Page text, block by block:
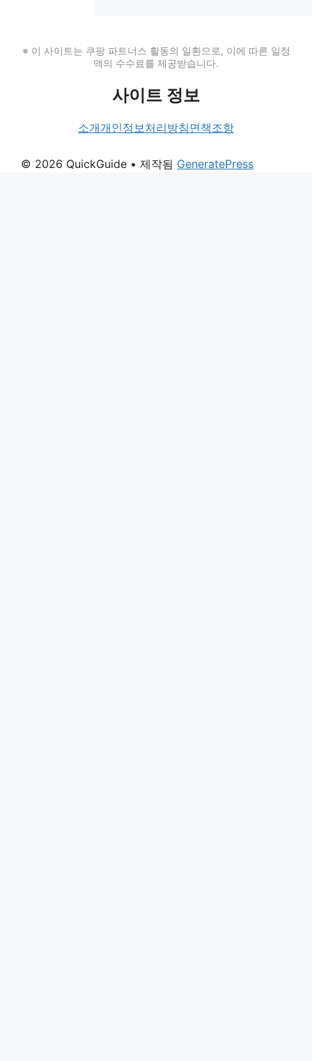
※ 이 사이트는 쿠팡 파트너스 활동의 일환으로, 이에 따른 일정
액의 수수료를 제공받습니다.
사이트 정보
소개개인정보처리방침 면책조항
© 2026 QuickGuide • 제작됨 GeneratePress